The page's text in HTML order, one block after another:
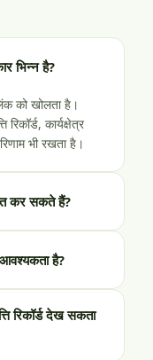
भिन्न है?
को खोलता है।
कार्यक्षेत्र
भी रखता है।
कर सकते हैं?
आवश्यकता है?
रिकॉर्ड देख सकता